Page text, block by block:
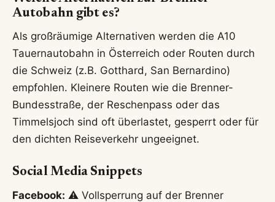
Autobahn gibt es?
Als großräumige Alternativen werden die A10
Tauernautobahn in Österreich oder Routen durch
die Schweiz (z.B. Gotthard, San Bernardino)
empfohlen. Kleinere Routen wie die Brenner-
Bundesstraße, der Reschenpass oder das
Timmelsjoch sind oft überlastet, gesperrt oder für
den dichten Reiseverkehr ungeeignet.
Social Media Snippets
Facebook: ⚠️ Vollsperrung auf der Brenner